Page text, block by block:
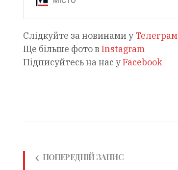
Слідкуйте за новинами у Телеграм
Ще більше фото в Instagram
Підписуйтесь на нас уFacebook
ПОПЕРЕДНІЙ ЗАПИС